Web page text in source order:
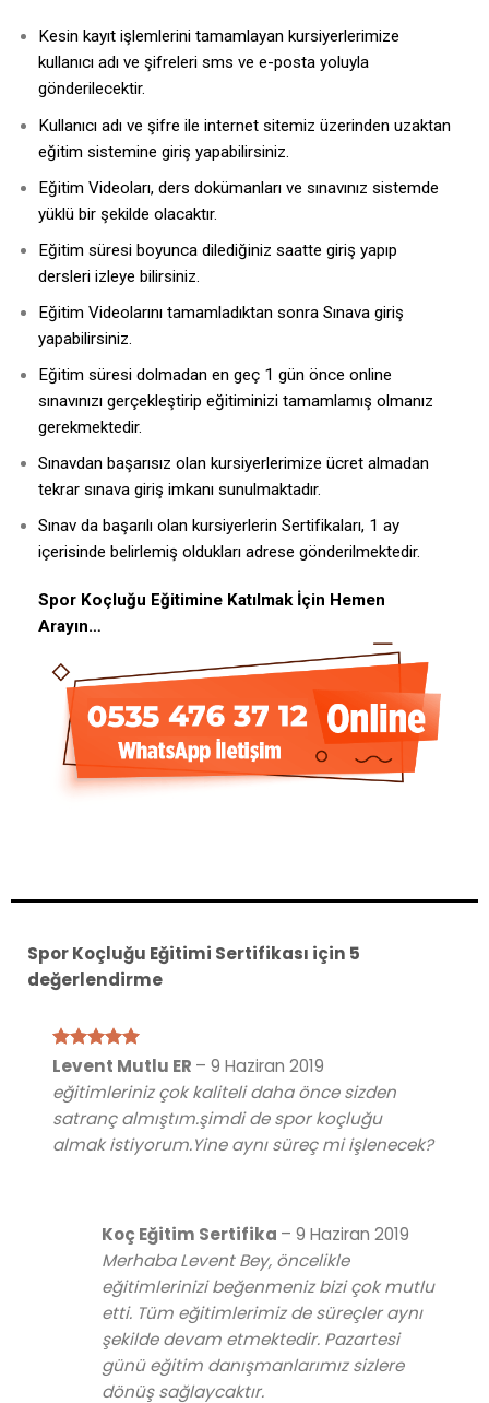
Kesin kayıt işlemlerini tamamlayan kursiyerlerimize
kullanıcı adı ve şifreleri sms ve e-posta yoluyla
gönderilecektir.
Kullanıcı adı ve şifre ile internet sitemiz üzerinden uzaktan
eğitim sistemine giriş yapabilirsiniz.
Eğitim Videoları, ders dokümanları ve sınavınız sistemde
yüklü bir şekilde olacaktır.
Eğitim süresi boyunca dilediğiniz saatte giriş yapıp
dersleri izleye bilirsiniz.
Eğitim Videolarını tamamladıktan sonra Sınava giriş
yapabilirsiniz.
Eğitim süresi dolmadan en geç 1 gün önce online
sınavınızı gerçekleştirip eğitiminizi tamamlamış olmanız
gerekmektedir.
Sınavdan başarısız olan kursiyerlerimize ücret almadan
tekrar sınava giriş imkanı sunulmaktadır.
Sınav da başarılı olan kursiyerlerin Sertifikaları, 1 ay
içerisinde belirlemiş oldukları adrese gönderilmektedir.
Spor Koçluğu Eğitimine Katılmak İçin Hemen
Arayın…
Spor Koçluğu Eğitimi Sertifikası için 5
değerlendirme
5 üzerinden
Levent Mutlu ER – 9 Haziran 2019
eğitimleriniz çok kaliteli daha önce sizden
satranç almıştım.şimdi de spor koçluğu
almak istiyorum.Yine aynı süreç mi işlenecek?
Koç Eğitim Sertifika – 9 Haziran 2019
Merhaba Levent Bey, öncelikle
eğitimlerinizi beğenmeniz bizi çok mutlu
etti. Tüm eğitimlerimiz de süreçler aynı
şekilde devam etmektedir. Pazartesi
günü eğitim danışmanlarımız sizlere
dönüş sağlaycaktır.